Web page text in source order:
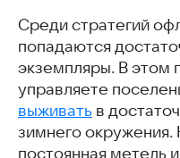
Среди стратегий
попадаются
экземпляры. В этом
управляете
выживать в
зимнего окружения.
постоянная метель